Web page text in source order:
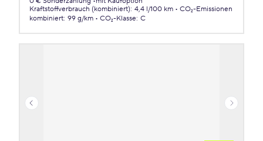
Kraftstoffverbrauch (kombiniert): 4,4 l/100 km
CO₂-Emissionen
kombiniert: 99 g/km CO₂-Klasse: C